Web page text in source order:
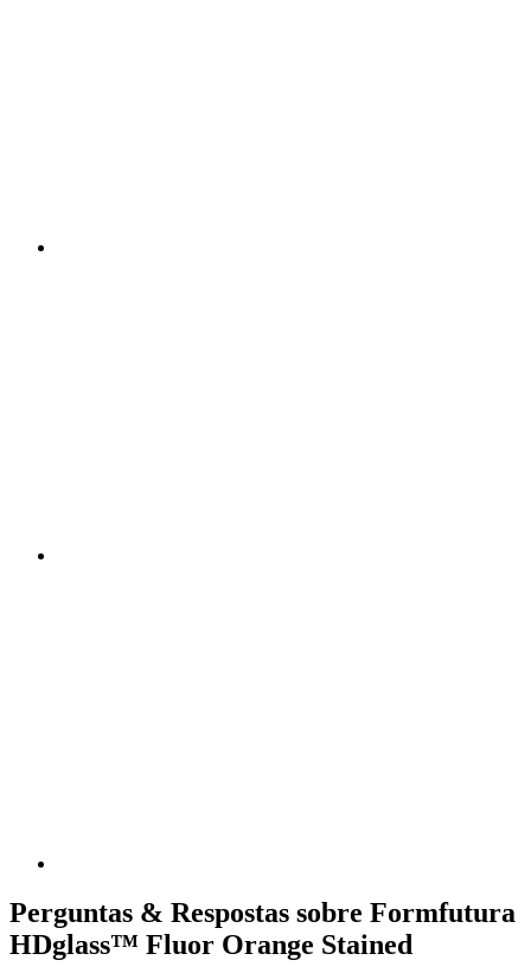
Perguntas & Respostas sobre Formfutura
HDglass™ Fluor Orange Stained